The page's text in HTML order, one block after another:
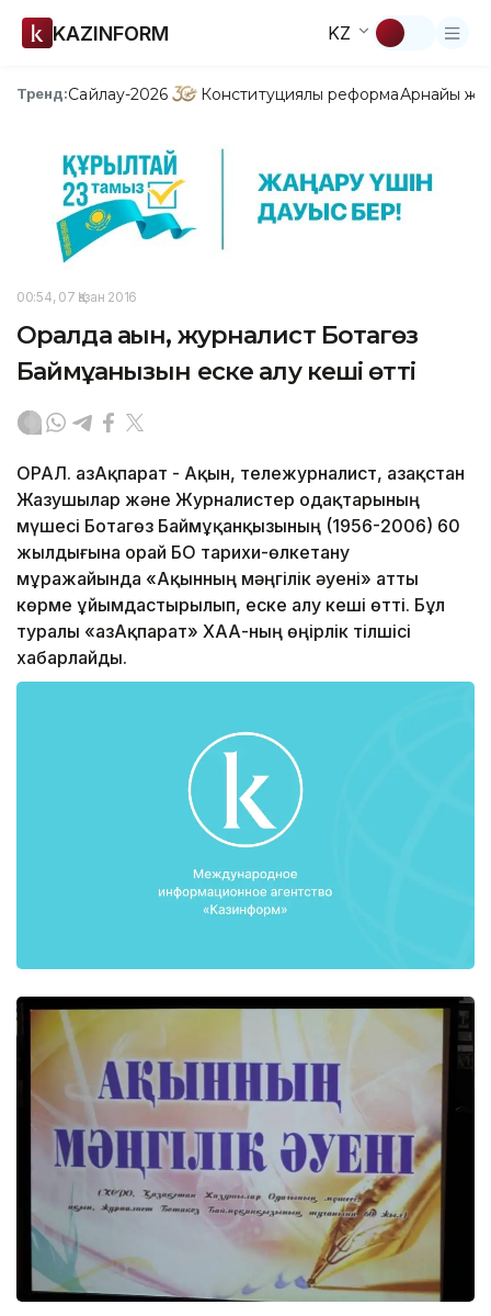
KAZINFORM KZ
Тренд:Сайлау-2026 Конституциялық реформаАрнайы
00:54, 07 Қазан 2016
Оралда ақын, журналист Ботагөз
Баймұқанқызын еске алу кеші өтті
ОРАЛ. ҚазАқпарат - Ақын, тележурналист, Қазақстан
Жазушылар және Журналистер одақтарының
мүшесі Ботагөз Баймұқанқызының (1956-2006) 60
жылдығына орай БҚО тарихи-өлкетану
мұражайында «Ақынның мәңгілік әуені» атты
көрме ұйымдастырылып, еске алу кеші өтті. Бұл
туралы «ҚазАқпарат» ХАА-ның өңірлік тілшісі
хабарлайды.